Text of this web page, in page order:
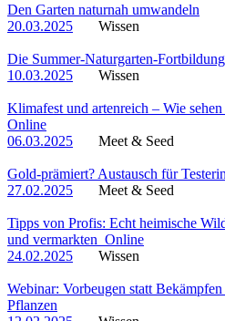
Den Garten naturnah umwandeln
20.03.2025
Wissen
Die Summer-Naturgarten-
10.03.2025
Wissen
Klimafest und artenreich – Wie
Online
06.03.2025
Meet & Seed
Gold-prämiert? Austausch für
27.02.2025
Meet & Seed
Tipps von Profis: Echt heimische
und vermarkten_Online
24.02.2025
Wissen
Webinar: Vorbeugen statt
Pflanzen